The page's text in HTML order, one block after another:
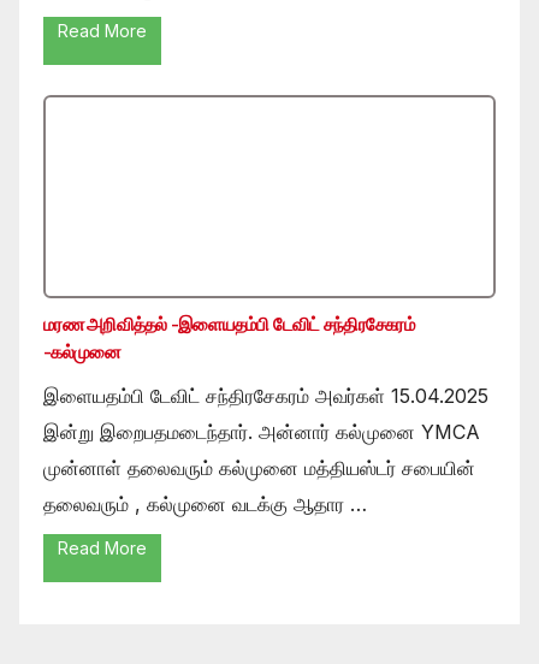
Read More
மரண அறிவித்தல் -இளையதம்பி டேவிட் சந்திரசேகரம்
-கல்முனை
இளையதம்பி டேவிட் சந்திரசேகரம் அவர்கள் 15.04.2025
இன்று இறைபதமடைந்தார். அன்னார் கல்முனை YMCA
முன்னாள் தலைவரும் கல்முனை மத்தியஸ்டர் சபையின்
தலைவரும் , கல்முனை வடக்கு ஆதார …
Read More